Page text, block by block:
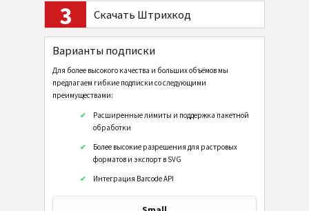
Мобильный Тэг
QR-код
QR Код (мобильный/смартфон)
URL
Набрать номер телефона
Послать SMS
Профайл в Twitter
Twitter Tweet
3 Скачать Штрихкод
Варианты подписки
Для более высокого качества и больших объёмов мы
предлагаем гибкие подписки со следующими
преимуществами:
Расширенные лимиты и поддержка пакетной
обработки
Более высокие разрешения для растровых
форматов и экспорт в SVG
Интеграция Barcode API